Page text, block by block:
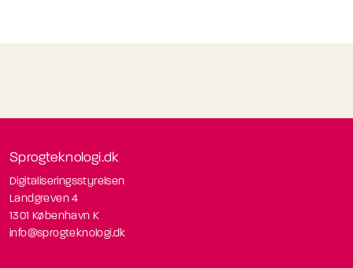
Sprogteknologi.dk
Digitaliseringsstyrelsen
Landgreven 4
1301 København K
info@sprogteknologi.dk